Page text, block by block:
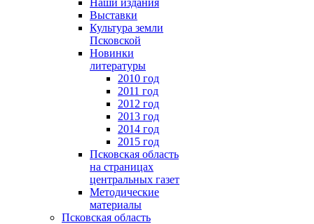
Наши издания
Выставки
Культура земли
Псковской
Новинки
литературы
2010 год
2011 год
2012 год
2013 год
2014 год
2015 год
Псковская область
на страницах
центральных газет
Методические
материалы
Псковская область